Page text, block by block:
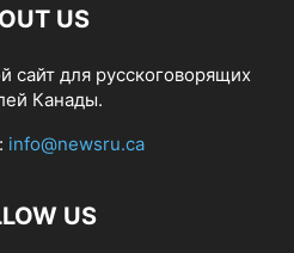
US
сайт для русскоговорящих
Канады.
info@newsru.ca
US